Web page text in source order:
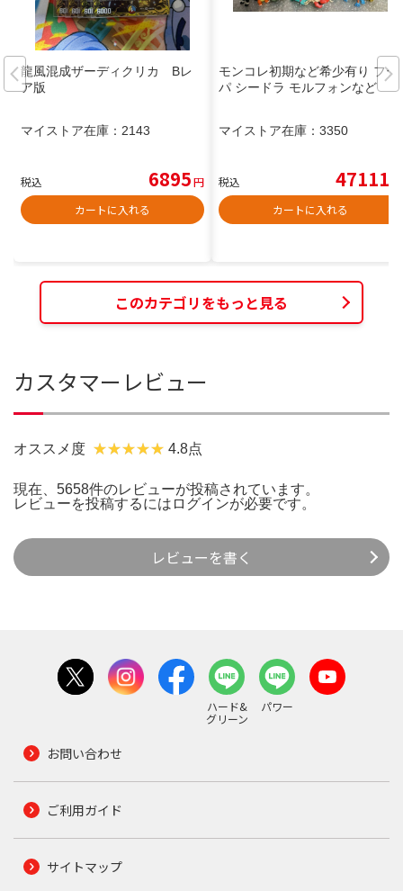
龍風混成ザーディクリカ Bレ
ア版
マイストア在庫： 2143
税込 6895円
カートに入れる
モンコレ初期など希少有り フー
パ シードラ モルフォンなど
マイストア在庫： 3350
税込 47111
カートに入れる
このカテゴリをもっと見る
カスタマーレビュー
オススメ度 4.8点
現在、5658件のレビューが投稿されています。
レビューを投稿するには ログインが必要です。
レビューを書く
ハード&
グリーン
パワー
お問い合わせ
ご利用ガイド
サイトマップ